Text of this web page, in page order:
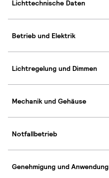
Lichttechnische Daten
Betrieb und Elektrik
Lichtregelung und Dimmen
Mechanik und Gehäuse
Notfallbetrieb
Genehmigung und Anwendung